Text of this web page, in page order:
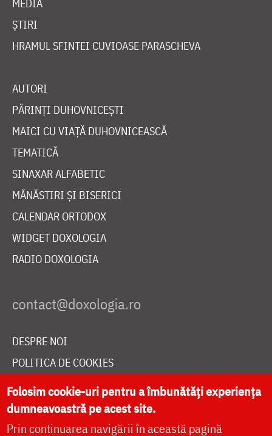
MEDIA
ȘTIRI
HRAMUL SFINTEI CUVIOASE PARASCHEVA
AUTORI
PĂRINȚI DUHOVNICEȘTI
MAICI CU VIAȚĂ DUHOVNICEASCĂ
TEMATICĂ
SINAXAR ALFABETIC
MĂNĂSTIRI ȘI BISERICI
CALENDAR ORTODOX
WIDGET DOXOLOGIA
RADIO DOXOLOGIA
DESPRE NOI
POLITICA DE COOKIES
DONEAZĂ ONLINE PENTRU CATEDRALA NAȚIONALĂ
LIVE
Folosim cookie-uri pentru a îmbunătăți experiența
dumneavoastră pe acest site.
Prin continuarea navigării în această pagină